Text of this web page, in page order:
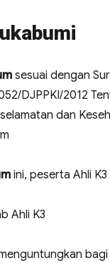
sesuai dengan
DJPPKI/2012
dan
ini, peserta Ahli
Ahli K3